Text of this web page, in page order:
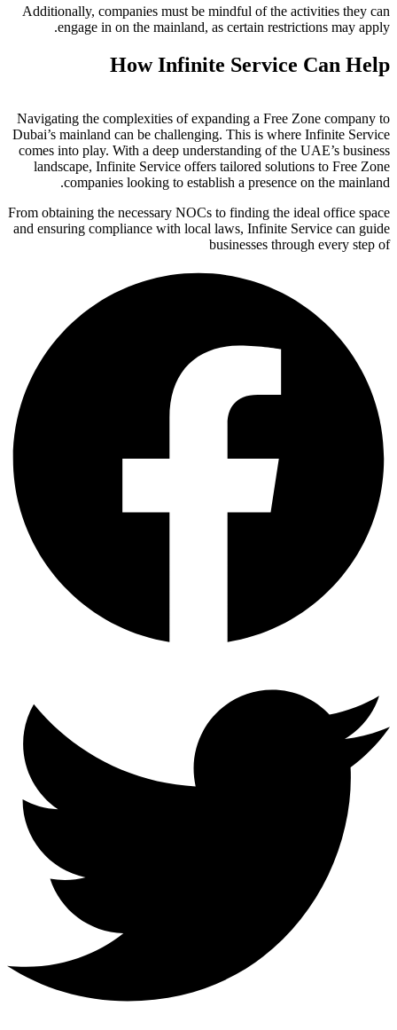
Additionally, companies must be mindful of the activities they can
engage in on the mainland, as certain restrictions may apply.
How Infinite Service Can Help
Navigating the complexities of expanding a Free Zone company to
Dubai’s mainland can be challenging. This is where Infinite Service
comes into play. With a deep understanding of the UAE’s business
landscape, Infinite Service offers tailored solutions to Free Zone
companies looking to establish a presence on the mainland.
From obtaining the necessary NOCs to finding the ideal office space
and ensuring compliance with local laws, Infinite Service can guide
businesses through every step of